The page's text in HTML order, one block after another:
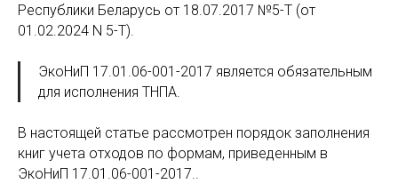
Республики Беларусь от 18.07.2017 №5-Т (от
01.02.2024 N 5-Т).
ЭкоНиП 17.01.06-001-2017 является обязательным
для исполнения ТНПА.
В настоящей статье рассмотрен порядок заполнения
книг учета отходов по формам, приведенным в
ЭкоНиП 17.01.06-001-2017..